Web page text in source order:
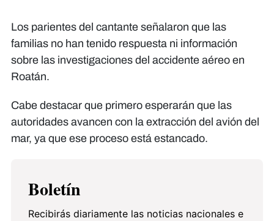
Los parientes del cantante señalaron que las
familias no han tenido respuesta ni información
sobre las investigaciones del accidente aéreo en
Roatán.
Cabe destacar que primero esperarán que las
autoridades avancen con la extracción del avión del
mar, ya que ese proceso está estancado.
Boletín
Recibirás diariamente las noticias nacionales e